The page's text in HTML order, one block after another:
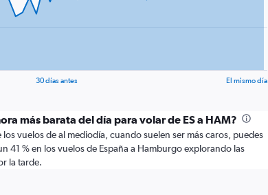
30 días antes El mismo día
más barata del día para volar de ES a HAM?
los vuelos de al mediodía, cuando suelen ser más caros, puedes
41 % en los vuelos de España a Hamburgo explorando las
la tarde.